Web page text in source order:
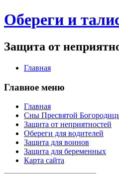
Обереги и
Защита от
Главная
Главное меню
Главная
Сны Пресвятой
Защита от неприятностей
Обереги для водителей
Защита для воинов
Защита для беременных
Карта сайта